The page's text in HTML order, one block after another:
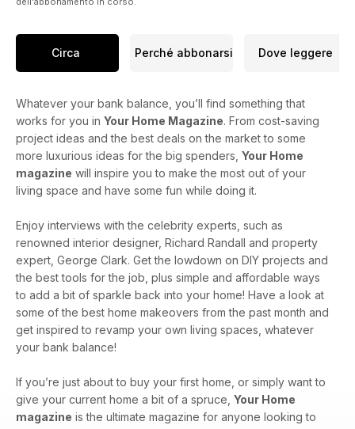
Circa Perché abbonarsi Dove leggere
Whatever your bank balance, you’ll find something that
works for you in Your Home Magazine. From cost-saving
project ideas and the best deals on the market to some
more luxurious ideas for the big spenders, Your Home
magazine will inspire you to make the most out of your
living space and have some fun while doing it.
Enjoy interviews with the celebrity experts, such as
renowned interior designer, Richard Randall and property
expert, George Clark. Get the lowdown on DIY projects and
the best tools for the job, plus simple and affordable ways
to add a bit of sparkle back into your home! Have a look at
some of the best home makeovers from the past month and
get inspired to revamp your own living spaces, whatever
your bank balance!
If you’re just about to buy your first home, or simply want to
give your current home a bit of a spruce, Your Home
magazine is the ultimate magazine for anyone looking to